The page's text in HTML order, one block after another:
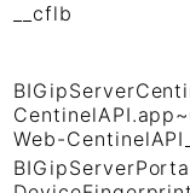
__cflb
Web-